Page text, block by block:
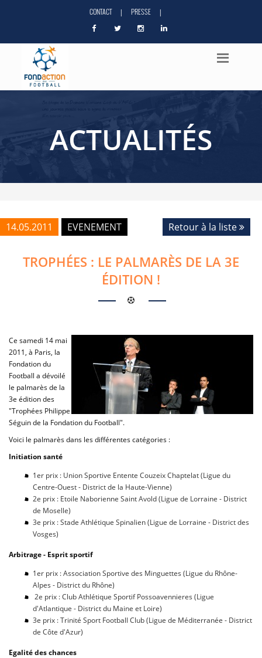
CONTACT | PRESSE |
ACTUALITÉS
14.05.2011 EVENEMENT Retour à la liste
TROPHÉES : LE PALMARÈS DE LA 3E
ÉDITION !
Ce samedi 14 mai
2011, à Paris, la
Fondation du
Football a dévoilé
le palmarès de la
3e édition des
"Trophées Philippe
Séguin de la Fondation du Football".
Voici le palmarès dans les différentes catégories :
Initiation santé
1er prix : Union Sportive Entente Couzeix Chaptelat (Ligue du
Centre-Ouest - District de la Haute-Vienne)
2e prix : Etoile Naborienne Saint Avold (Ligue de Lorraine - District
de Moselle)
3e prix : Stade Athlétique Spinalien (Ligue de Lorraine - District des
Vosges)
Arbitrage - Esprit sportif
1er prix : Association Sportive des Minguettes (Ligue du Rhône-
Alpes - District du Rhône)
2e prix : Club Athlétique Sportif Possoavennieres (Ligue
d'Atlantique - District du Maine et Loire)
3e prix : Trinité Sport Football Club (Ligue de Méditerranée - District
de Côte d'Azur)
Egalité des chances